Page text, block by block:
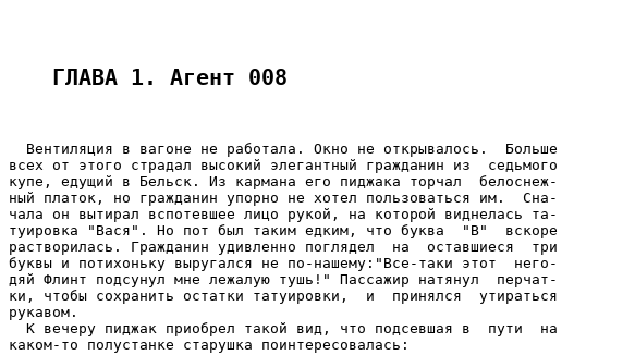
ГЛАВА 1. Агент 008
  Вентиляция в вагоне не работала. Окно не открывалось.  Больше
всех от этого страдал высокий элегантный гражданин из  седьмого
купе, едущий в Бельск. Из кармана его пиджака торчал  белоснеж-
ный платок, но гражданин упорно не хотел пользоваться им.  Сна-
чала он вытирал вспотевшее лицо рукой, на которой виднелась та-
туировка "Вася". Но пот был таким едким, что буква  "В"  вскоре
растворилась. Гражданин удивленно поглядел  на  оставшиеся  три
буквы и потихоньку выругался не по-нашему:"Все-таки этот  него-
дяй Флинт подсунул мне лежалую тушь!" Пассажир натянул  перчат-
ки, чтобы сохранить остатки татуировки,  и  принялся  утираться
рукавом.
  К вечеру пиджак приобрел такой вид, что подсевшая в  пути  на
каком-то полустанке старушка поинтересовалась: